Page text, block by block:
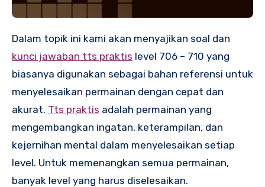
Dalam topik ini kami akan menyajikan soal dan
kunci jawaban tts praktis level 706 – 710 yang
biasanya digunakan sebagai bahan referensi untuk
menyelesaikan permainan dengan cepat dan
akurat. Tts praktis adalah permainan yang
mengembangkan ingatan, keterampilan, dan
kejernihan mental dalam menyelesaikan setiap
level. Untuk memenangkan semua permainan,
banyak level yang harus diselesaikan.